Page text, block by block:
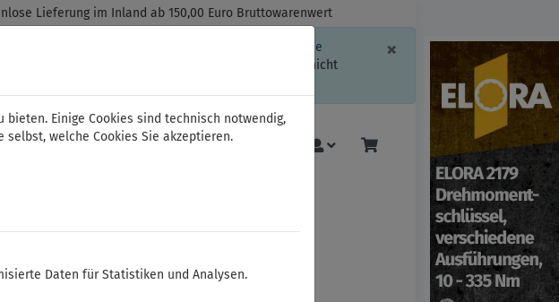
Lieferung im Inland ab 150,00 Euro Bruttowarenwert
× Schließen
beispielsweise die Session-Informationen oder die
des Online-Shops eingeschränkt.
Sind Sie damit nicht
Bauer & Böcker Mehr
Einige Cookies sind technisch notwendig,
welche Cookies Sie akzeptieren.
Daten für Statistiken und Analysen.